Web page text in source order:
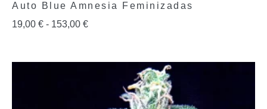
Auto Blue Amnesia Feminizadas
19,00 € - 153,00 €